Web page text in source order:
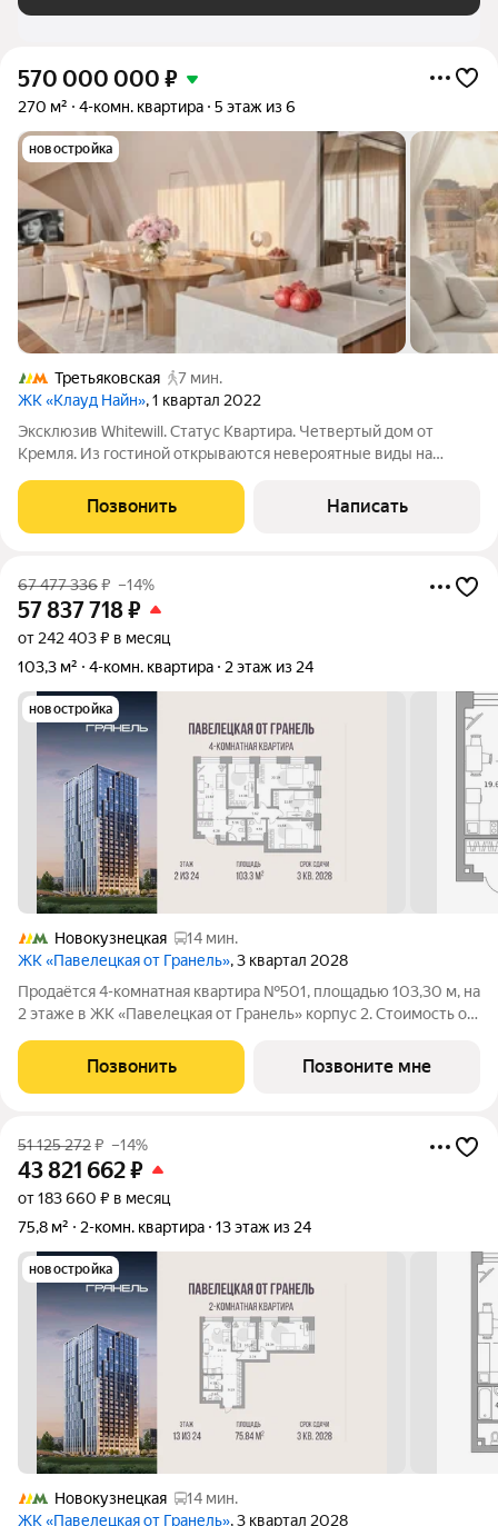
570 000 000 ₽
270 м² 4-комн. квартира 5 этаж из 6
новостройка
Третьяковская
7 мин.
ЖК «Клауд Найн», 1 квартал 2022
Эксклюзив Whitewill. Статус Квартира. Четвертый дом от
Кремля. Из гостиной открываются невероятные виды на
пентхаус площадью 270 м в доме делюкс-класса Cloud Nine.
Выполнена премиальная отделка в
Позвонить Написать
67 477 336₽ –14%
57 837 718₽
от 242 403 ₽ в месяц
103,3 м²
4-комн. квартира 2 этаж из 24
новостройка
Новокузнецкая
14 мин.
ЖК «Павелецкая от Гранель», 3 квартал 2028
Продаётся 4-комнатная квартира №501, площадью 103,30 м, на
2 этаже в ЖК «Павелецкая от Гранель» корпус 2. Стоимость от
во двор. «Павелецкая от Гранель» проект бизнес-класса в
историческом
Позвонить Позвоните мне
51 125 272₽ –14%
43 821 662₽
от 183 660 ₽ в месяц
75,8 м²
2-комн. квартира 13 этаж из 24
новостройка
Новокузнецкая
14 мин.
ЖК «Павелецкая от Гранель», 3 квартал 2028